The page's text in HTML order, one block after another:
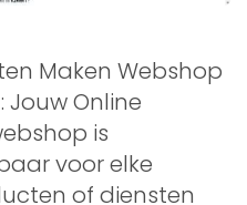
Maken Webshop
Jouw Online
is
voor elke
of diensten